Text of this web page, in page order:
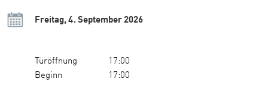
Freitag, 4. September 2026
Türöffnung
17:00
Beginn
17:00